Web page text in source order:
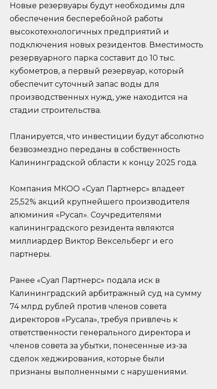
Новые резервуары будут необходимы для
обеспечения бесперебойной работы
высокотехнологичных предприятий и
подключения новых резидентов. Вместимость
резервуарного парка составит до 10 тыс.
кубометров, а первый резервуар, который
обеспечит суточный запас воды для
производственных нужд, уже находится на
стадии строительства.
Планируется, что инвестиции будут абсолютно
безвозмездно переданы в собственность
Калининградской области к концу 2025 года.
Компания МКОО «Суал Партнерс» владеет
25,52% акций крупнейшего производителя
алюминия «Русал». Соучредителями
калининградского резидента являются
миллиардер Виктор Вексельберг и его
партнеры.
Ранее «Суал Партнерс» подала иск в
Калининградский арбитражный суд на сумму
74 млрд рублей против членов совета
директоров «Русала», требуя привлечь к
ответственности генерального директора и
членов совета за убытки, понесенные из-за
сделок хеджирования, которые были
признаны выполненными с нарушениями.